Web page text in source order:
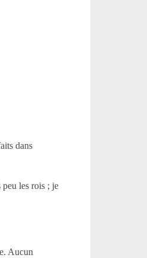
dans
peu les rois ; je
Aucun